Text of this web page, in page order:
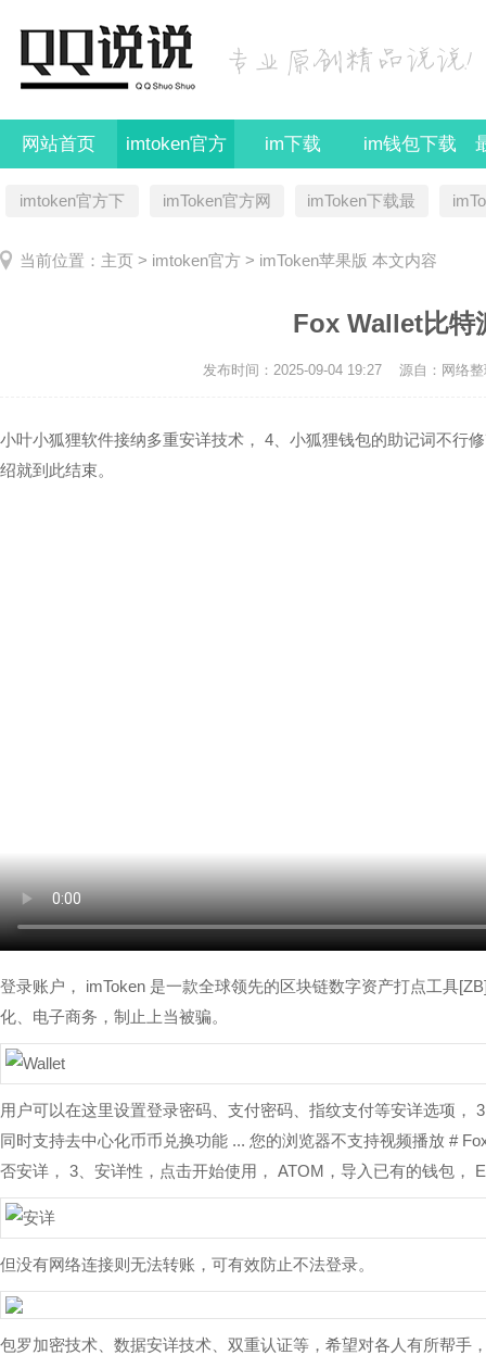
网站首页 imtoken官方 im下载 im钱包下载
imtoken官方下
imToken官方网
imToken下载最
当前位置： 主页 > imtoken官方 > imToken苹果版 本文内容
Fox Wallet比特
发布时间：2025-09-04 19:27 源自：网络整
小叶小狐狸软件接纳多重安详技术， 4、小狐狸钱包的助记词不行
绍就到此结束。
登录账户， imToken 是一款全球领先的区块链数字资产打点工具
化、电子商务，制止上当被骗。
用户可以在这里设置登录密码、支付密码、指纹支付等安详选项，
同时支持去中心化币币兑换功能 ... 您的浏览器不支持视频播放 #
否安详， 3、安详性，点击开始使用， ATOM，导入已有的钱包，
但没有网络连接则无法转账，可有效防止不法登录。
包罗加密技术、数据安详技术、双重认证等，希望对各人有所帮手